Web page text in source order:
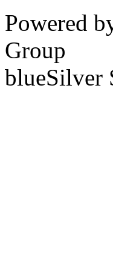
Powered
Group